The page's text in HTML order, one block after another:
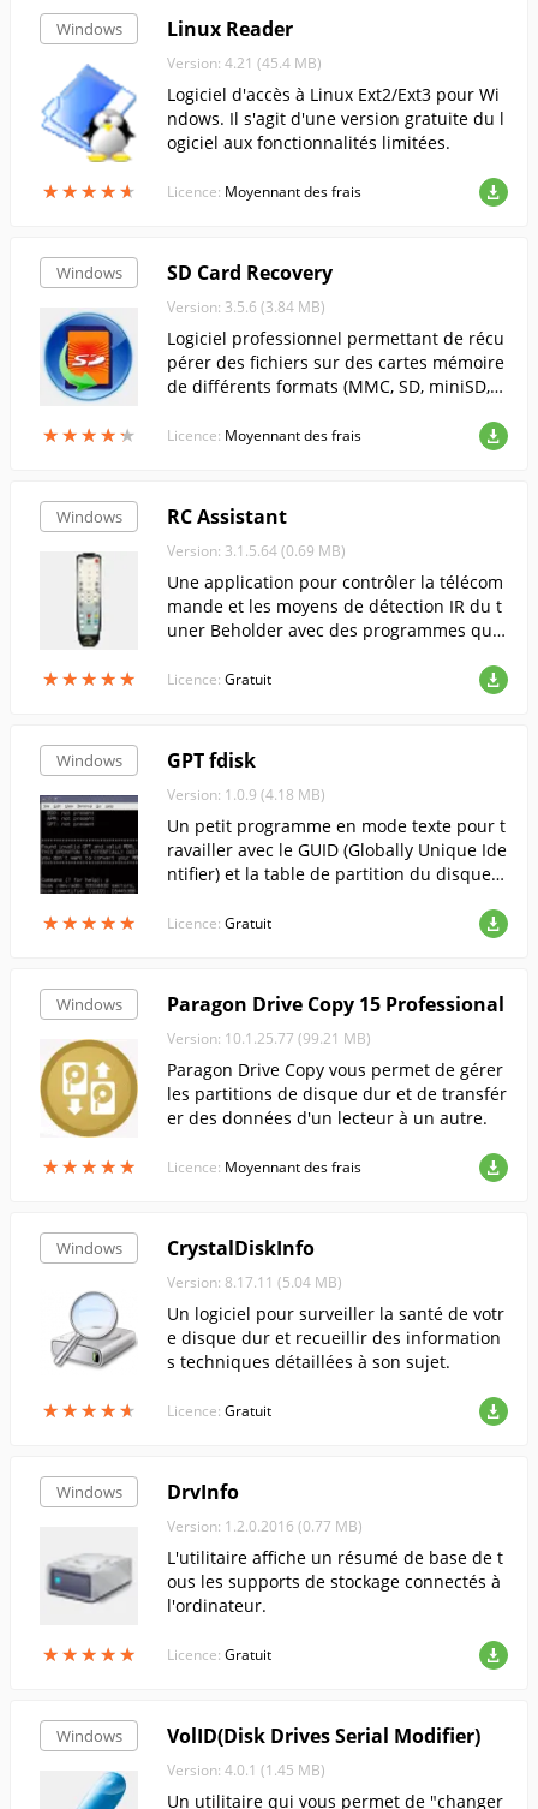
Windows
★★★★★
★★★★★
Linux Reader
Version: 4.21 (45.4 MB)
Logiciel d'accès à Linux Ext2/Ext3 pour Wi
ndows. Il s'agit d'une version gratuite du l
ogiciel aux fonctionnalités limitées.
Licence: Moyennant des frais
Windows
★★★★★
★★★★★
SD Card Recovery
Version: 3.5.6 (3.84 MB)
Logiciel professionnel permettant de récu
pérer des fichiers sur des cartes mémoire
de différents formats (MMC, SD, miniSD,
Licence: Moyennant des frais
Windows
★★★★★
★★★★★
RC Assistant
Version: 3.1.5.64 (0.69 MB)
Une application pour contrôler la télécom
mande et les moyens de détection IR du t
uner Beholder avec des programmes qui
Licence: Gratuit
Windows
★★★★★
★★★★★
GPT fdisk
Version: 1.0.9 (4.18 MB)
Un petit programme en mode texte pour t
ravailler avec le GUID (Globally Unique Ide
ntifier) et la table de partition du disque d
Licence: Gratuit
Windows
★★★★★
★★★★★
Paragon Drive Copy 15 Professional
Version: 10.1.25.77 (99.21 MB)
Paragon Drive Copy vous permet de gérer
les partitions de disque dur et de transfér
er des données d'un lecteur à un autre.
Licence: Moyennant des frais
Windows
★★★★★
★★★★★
CrystalDiskInfo
Version: 8.17.11 (5.04 MB)
Un logiciel pour surveiller la santé de votr
e disque dur et recueillir des information
s techniques détaillées à son sujet.
Licence: Gratuit
Windows
★★★★★
★★★★★
DrvInfo
Version: 1.2.0.2016 (0.77 MB)
L'utilitaire affiche un résumé de base de t
ous les supports de stockage connectés à
l'ordinateur.
Licence: Gratuit
Windows VolID(Disk Drives Serial Modifier)
Version: 4.0.1 (1.45 MB)
Un utilitaire qui vous permet de "changer